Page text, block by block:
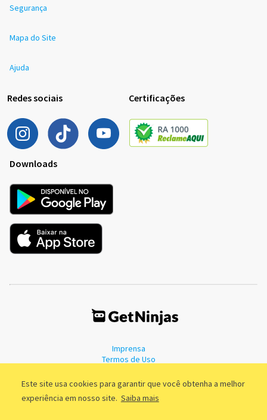
Este site usa cookies para garantir que você obtenha a melhor
experiência em nosso site. Saiba mais
Segurança
Mapa do Site
Ajuda
Redes sociais Certificações
Downloads
Imprensa
Termos de Uso